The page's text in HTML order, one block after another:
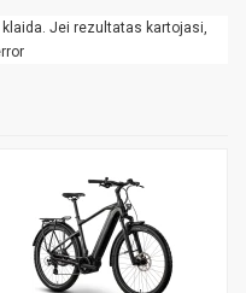
Jei rezultatas kartojasi,